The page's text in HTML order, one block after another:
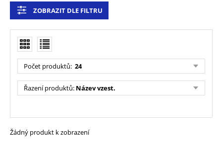
ZOBRAZIT DLE FILTRU
Počet produktů: 24
Řazení produktů: Název vzest.
Žádný produkt k zobrazení